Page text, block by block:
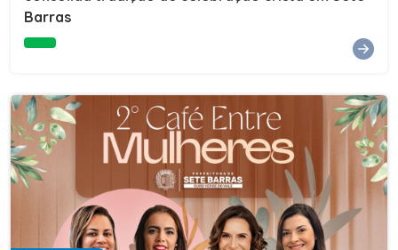
e do Instituto de Desenvolvimento Profissional
fundador da empresa Seu Consultor.Inscrições: FAÇA
AQUI
Barras